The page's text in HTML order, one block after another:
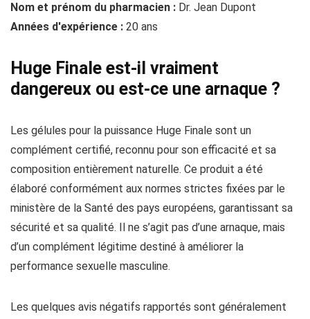
Nom et prénom du pharmacien : Dr. Jean Dupont
Années d'expérience : 20 ans
Huge Finale est-il vraiment
dangereux ou est-ce une arnaque ?
Les gélules pour la puissance Huge Finale sont un
complément certifié, reconnu pour son efficacité et sa
composition entièrement naturelle. Ce produit a été
élaboré conformément aux normes strictes fixées par le
ministère de la Santé des pays européens, garantissant sa
sécurité et sa qualité. Il ne s’agit pas d’une arnaque, mais
d’un complément légitime destiné à améliorer la
performance sexuelle masculine.
Les quelques avis négatifs rapportés sont généralement